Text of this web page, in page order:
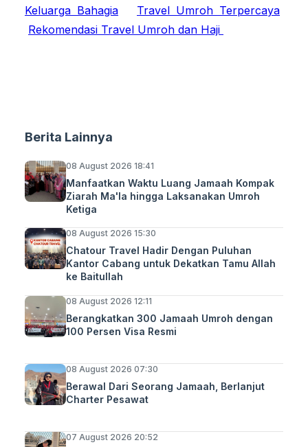
Keluarga Bahagia
Travel Umroh Terpercaya
Rekomendasi Travel Umroh dan Haji
Berita Lainnya
08 August 2026 18:41
Manfaatkan Waktu Luang Jamaah Kompak
Ziarah Ma'la hingga Laksanakan Umroh
Ketiga
08 August 2026 15:30
Chatour Travel Hadir Dengan Puluhan
Kantor Cabang untuk Dekatkan Tamu Allah
ke Baitullah
08 August 2026 12:11
Berangkatkan 300 Jamaah Umroh dengan
100 Persen Visa Resmi
08 August 2026 07:30
Berawal Dari Seorang Jamaah, Berlanjut
Charter Pesawat
07 August 2026 20:52